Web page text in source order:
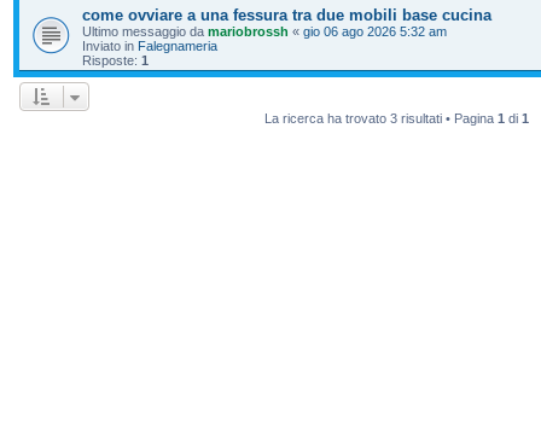
come ovviare a una fessura tra due mobili base cucina
Ultimo messaggio da mariobrossh « gio 06 ago 2026 5:32 am
Inviato in Falegnameria
Risposte: 1
La ricerca ha trovato 3 risultati • Pagina 1 di 1